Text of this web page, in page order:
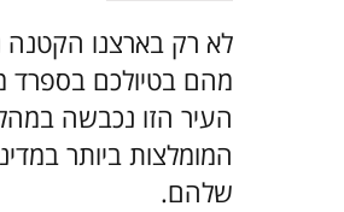
לא רק בארצנו הקטנה
מהם בטיולכם בספרד
העיר הזו נכבשה
המומלצות ביותר
שלהם.